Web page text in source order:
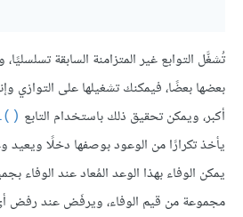
تُشغَّل التوابع غير المتزامنة السابقة
بعضها بعضًا، فيمكنك تشغيلها على التوازي
أكبر، ويمكن تحقيق ذلك باستخدام التابع
يأخذ تكرارًا من الوعود بوصفها دخلًا ويعيد
يمكن الوفاء بهذا الوعد المُعاد عند الوفاء
مجموعة من قيم الوفاء، ويرفَض عند رفض